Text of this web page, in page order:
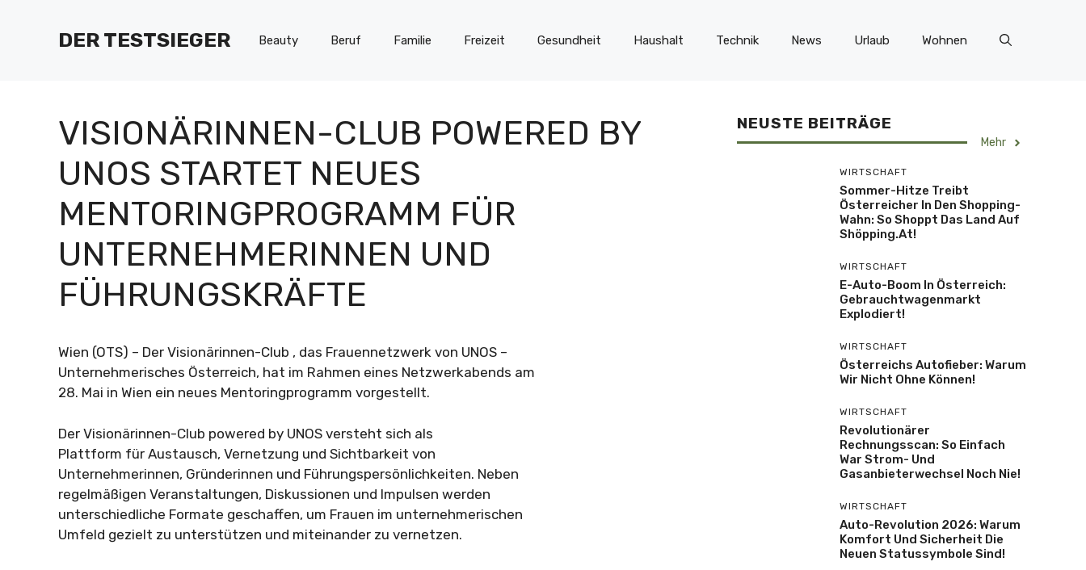
DER TESTSIEGER Beauty Beruf Familie Freizeit Gesundheit Haushalt Technik News Urlaub Wohnen
VISIONÄRINNEN-CLUB POWERED BY
UNOS STARTET NEUES
MENTORINGPROGRAMM FÜR
UNTERNEHMERINNEN UND
FÜHRUNGSKRÄFTE
Wien (OTS) – Der Visionärinnen-Club , das Frauennetzwerk von UNOS –
Unternehmerisches Österreich, hat im Rahmen eines Netzwerkabends am
28. Mai in Wien ein neues Mentoringprogramm vorgestellt.
Der Visionärinnen-Club powered by UNOS versteht sich als
Plattform für Austausch, Vernetzung und Sichtbarkeit von
Unternehmerinnen, Gründerinnen und Führungspersönlichkeiten. Neben
regelmäßigen Veranstaltungen, Diskussionen und Impulsen werden
unterschiedliche Formate geschaffen, um Frauen im unternehmerischen
Umfeld gezielt zu unterstützen und miteinander zu vernetzen.
NEUSTE BEITRÄGE
Mehr
WIRTSCHAFT
Sommer-Hitze Treibt
Österreicher In Den Shopping-
Wahn: So Shoppt Das Land Auf
Shöpping.at!
WIRTSCHAFT
E-Auto-Boom In Österreich:
Gebrauchtwagenmarkt
Explodiert!
WIRTSCHAFT
Österreichs Autofieber: Warum
Wir Nicht Ohne Können!
WIRTSCHAFT
Revolutionärer
Rechnungsscan: So Einfach
War Strom- Und
Gasanbieterwechsel Noch Nie!
WIRTSCHAFT
Auto-Revolution 2026: Warum
Komfort Und Sicherheit Die
Neuen Statussymbole Sind!